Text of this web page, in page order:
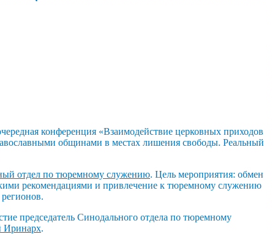
конференция «Взаимодействие церковных приходов
общинами в местах лишения свободы. Реальный
отдел по тюремному служению. Цель мероприятия: обмен
рекомендациями и привлечение к тюремному служению
председатель Синодального отдела по тюремному
Иринарх.